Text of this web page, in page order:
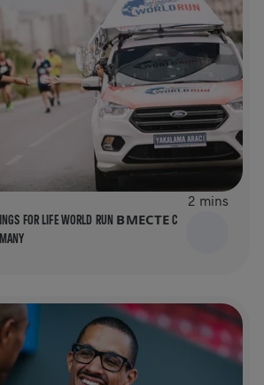
2 mins
FOR LIFE WORLD RUN ВМЕСТЕ C